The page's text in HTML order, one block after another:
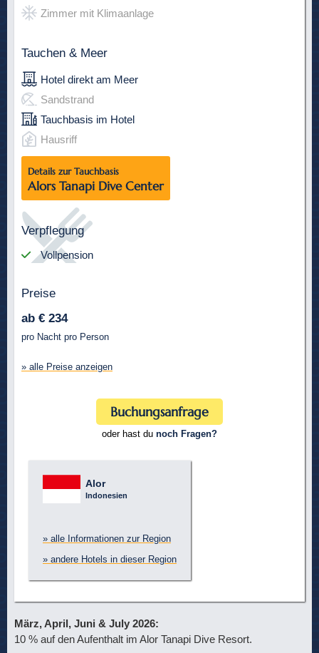
Zimmer mit Klimaanlage
Tauchen & Meer
Hotel direkt am Meer
Sandstrand
Tauchbasis im Hotel
Hausriff
Preise
ab € 234
pro Nacht pro Person
» alle Preise anzeigen
Details zur Tauchbasis
Alors Tanapi Dive Center
Verpflegung
Vollpension
Alor
Indonesien
» alle Informationen zur Region
» andere Hotels in dieser Region
Buchungsanfrage
oder hast du noch Fragen?
März, April, Juni & July 2026:
10 % auf den Aufenthalt im Alor Tanapi Dive Resort.